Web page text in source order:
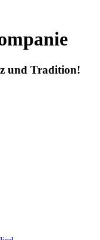
und Tradition!